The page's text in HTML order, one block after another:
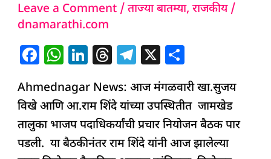
Leave a Comment /ताज्या बातम्या,राजकीय/
dnamarathi.com
F
c
e
b
o
W
at
s
A
p
Li
k
e
dI
n
T
re
a
d
s
T
e
g
ra
m
X
h
ar
e
Ahmednagar News: आज मंगळवारी खा.सुजय
विखे आणि आ.राम शिंदे यांच्या उपस्थितीत जामखेड
तालुका भाजप पदाधिकर्यांची प्रचार नियोजन बैठक पार
पडली. या बैठकीनंतर राम शिंदे यांनी आज झालेल्या
वाद
कौटुंबिक..
आमच्यातील
भाऊबंदकी
मिटली
आहे-
सुजय
विखे